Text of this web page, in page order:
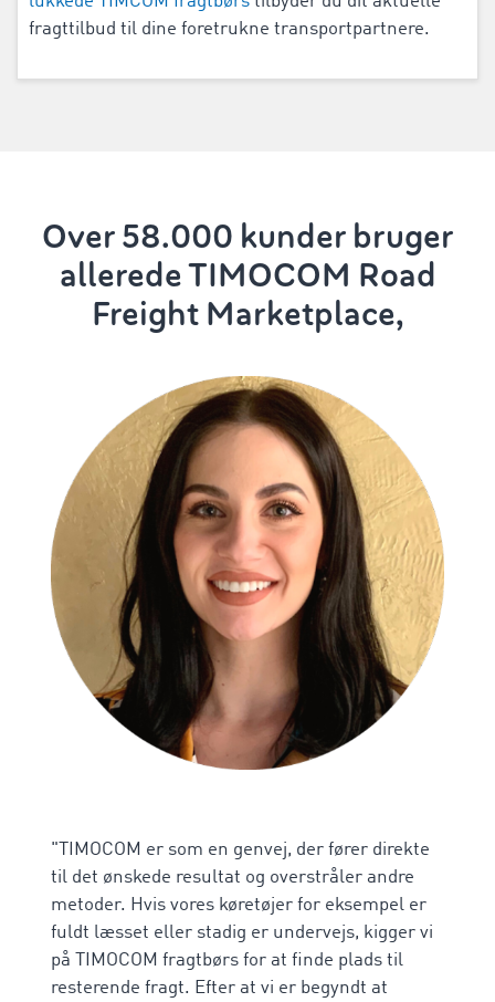
fragttilbud til dine foretrukne transportpartnere.
Over 58.000 kunder bruger
allerede TIMOCOM Road
Freight Marketplace,
"TIMOCOM er som en genvej, der fører direkte
til det ønskede resultat og overstråler andre
metoder. Hvis vores køretøjer for eksempel er
fuldt læsset eller stadig er undervejs, kigger vi
på TIMOCOM fragtbørs for at finde plads til
resterende fragt. Efter at vi er begyndt at